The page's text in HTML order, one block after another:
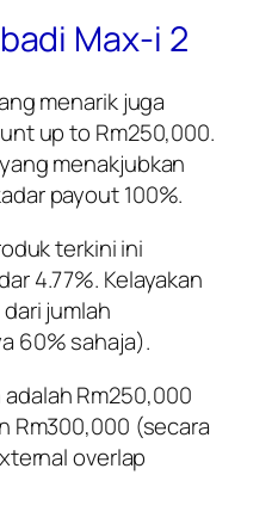
Max-i 2
menarik juga
up to Rm250,000.
menakjubkan
payout 100%.
terkini ini
4.77%. Kelayakan
jumlah
60% sahaja).
Rm250,000
Rm300,000 (secara
overlap